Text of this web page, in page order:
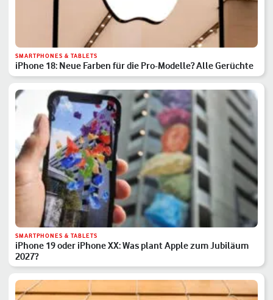
SMARTPHONES & TABLETS
iPhone 18: Neue Farben für die Pro-Modelle? Alle Gerüchte
SMARTPHONES & TABLETS
iPhone 19 oder iPhone XX: Was plant Apple zum Jubiläum
2027?